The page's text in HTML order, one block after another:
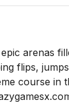
arenas
flips,
course in